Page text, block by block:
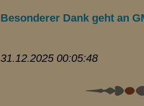
Besonderer Dank geht an
31.12.2025 00:05:48